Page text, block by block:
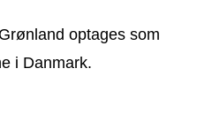
optages som
i Danmark.